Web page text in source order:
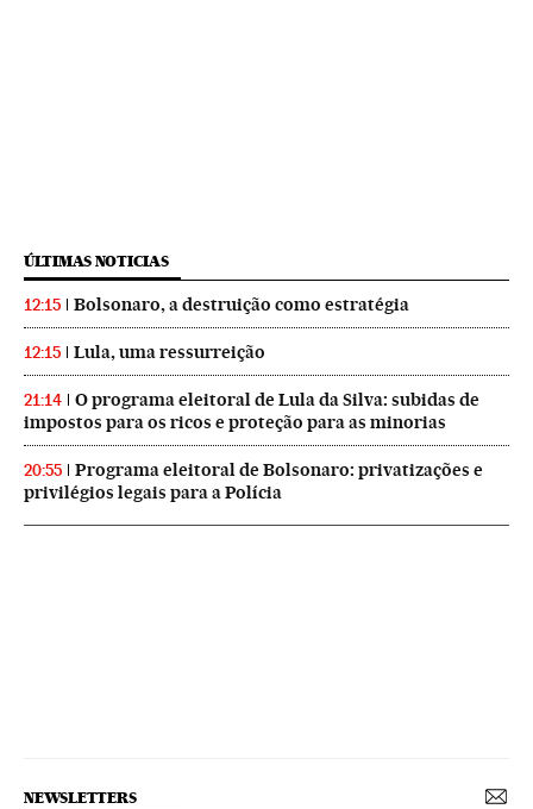
ÚLTIMAS NOTICIAS
12:15 Bolsonaro, a destruição como estratégia
12:15 Lula, uma ressurreição
21:14
O programa eleitoral de Lula da Silva: subidas de
impostos para os ricos e proteção para as minorias
20:55
Programa eleitoral de Bolsonaro: privatizações e
privilégios legais para a Polícia
NEWSLETTERS